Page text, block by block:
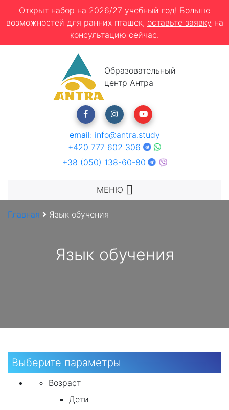
Открыт набор на 2026/27 учебный год! Больше
возможностей для ранних пташек, оставьте заявку на
консультацию сейчас.
Образовательный
центр Антра
email: info@antra.study
+420 777 602 306
+38 (050) 138-60-80
МЕНЮ
Главная Язык обучения
Язык обучения
Выберите параметры
Возраст
Дети